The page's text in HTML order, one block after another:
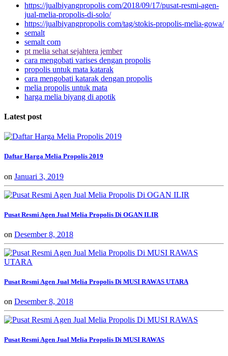
https://jualbiyangpropolis com/2018/09/17/pusat-resmi-agen-
jual-melia-propolis-di-solo/
https://jualbiyangpropolis com/tag/stokis-propolis-melia-gowa/
semalt
semalt com
pt melia sehat sejahtera jember
cara mengobati varises dengan propolis
propolis untuk mata katarak
cara mengobati katarak dengan propolis
melia propolis untuk mata
harga melia biyang di apotik
Latest post
Daftar Harga Melia Propolis 2019
on Januari 3, 2019
Pusat Resmi Agen Jual Melia Propolis Di OGAN ILIR
on Desember 8, 2018
Pusat Resmi Agen Jual Melia Propolis Di MUSI RAWAS UTARA
on Desember 8, 2018
Pusat Resmi Agen Jual Melia Propolis Di MUSI RAWAS